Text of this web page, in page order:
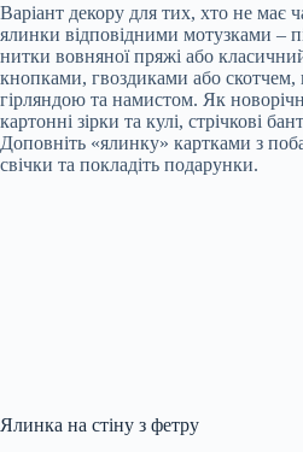
Варіант декору для тих, хто не має
ялинки відповідними мотузками –
нитки вовняної пряжі або
кнопками, гвоздиками або
гірляндою та намистом. Як
картонні зірки та кулі, стрічкові
Доповніть «ялинку» картками з
свічки та покладіть подарунки.
Ялинка на стіну з фетру